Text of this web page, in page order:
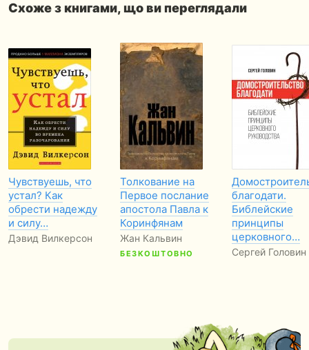
Схоже з книгами, що ви переглядали
Чувствуешь, что
устал? Как
обрести надежду
и силу…
Дэвид Вилкерсон
Толкование на
Первое послание
апостола Павла к
Коринфянам
Жан Кальвин
БЕЗКОШТОВНО
благодати.
Библейские
принципы
церковного…
Сергей Головин